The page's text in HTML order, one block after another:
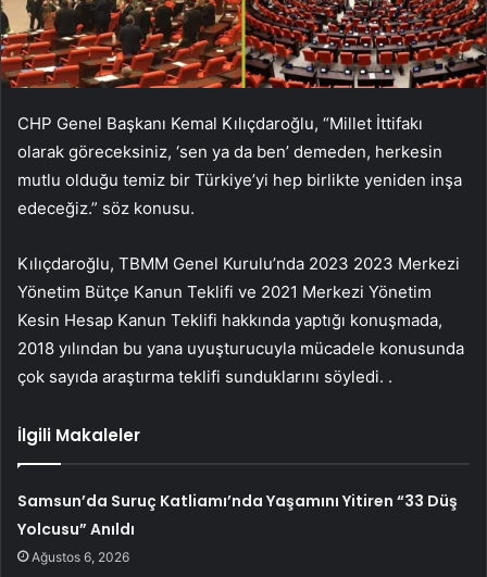
CHP Genel Başkanı Kemal Kılıçdaroğlu, “Millet İttifakı
olarak göreceksiniz, ‘sen ya da ben’ demeden, herkesin
mutlu olduğu temiz bir Türkiye’yi hep birlikte yeniden inşa
edeceğiz.” söz konusu.
Kılıçdaroğlu, TBMM Genel Kurulu’nda 2023 2023 Merkezi
Yönetim Bütçe Kanun Teklifi ve 2021 Merkezi Yönetim
Kesin Hesap Kanun Teklifi hakkında yaptığı konuşmada,
2018 yılından bu yana uyuşturucuyla mücadele konusunda
çok sayıda araştırma teklifi sunduklarını söyledi. .
İlgili Makaleler
Samsun’da Suruç Katliamı’nda Yaşamını Yitiren “33 Düş
Yolcusu” Anıldı
Ağustos 6, 2026